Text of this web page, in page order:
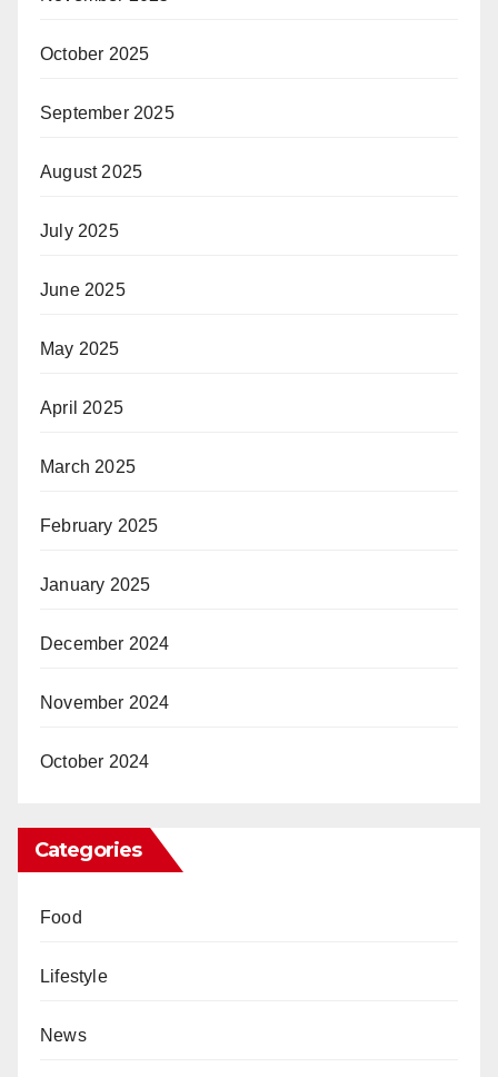
October 2025
September 2025
August 2025
July 2025
June 2025
May 2025
April 2025
March 2025
February 2025
January 2025
December 2024
November 2024
October 2024
Categories
Food
Lifestyle
News